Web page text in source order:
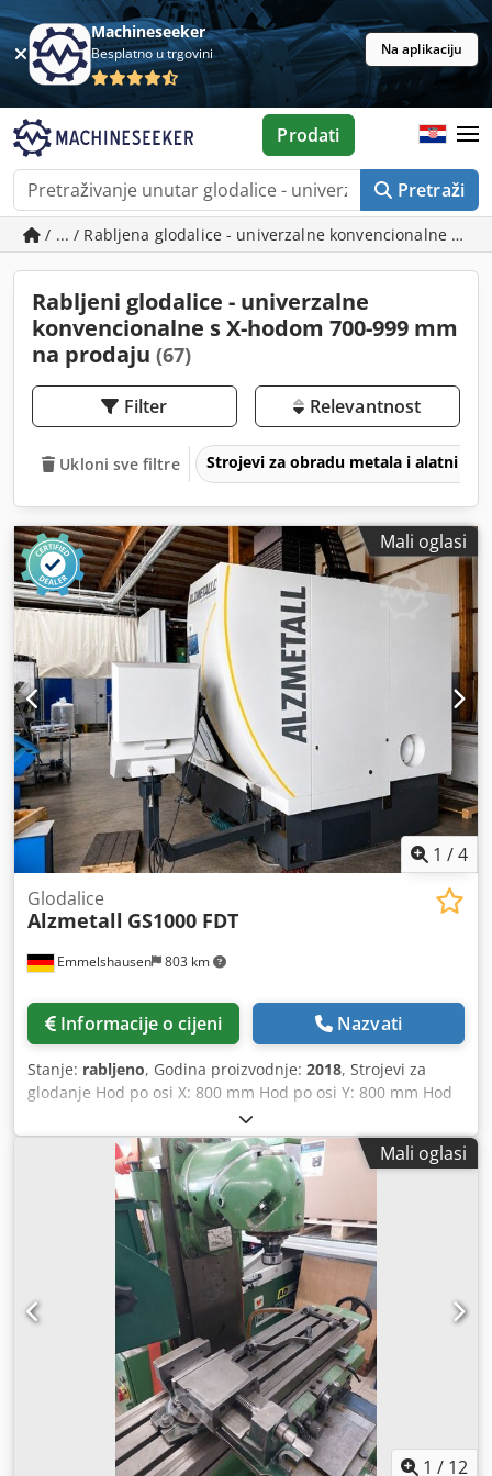
Machineseeker
Besplatno u trgovini Na aplikaciju
Pretraži
Prodati
/ ... / Rabljena glodalice - univerzalne konvencionalne s X-
Rabljeni glodalice - univerzalne
konvencionalne s X-hodom 700-999 mm
na prodaju (67)
Filter Relevantnost
Ukloni sve filtre Strojevi za obradu metala i alatni
Mali oglasi
1 /4
Emmelshausen 803 km
Glodalice
Alzmetall GS1000 FDT
Informacije o cijeni Nazvati
Stanje: rabljeno, Godina proizvodnje: 2018, Strojevi za
glodanje Hod po osi X: 800 mm Hod po osi Y: 800 mm Hod
po osi Z: 600 mm HSC stroj Broj osi: 5 Stroj za glodanje /
obradni centar Upravljanje: Siemens Držač vretena: HSK-
T63 Brzina vretena: 12000 o/min Raspon brzine do: 12000
o/min Maksimalna težina obratka: 1000 kg Izmjenjivač
alata: 126 pozicija Snaga pogona: 46 kW Moment: 200 Nm
Brza kretnja: 75 m/min Brzina posmaka: 75000 mm/min
Hlađenje vretena Transport strugotine Upravljanje
Siemens Unutarnje hlađenje pod pritiskom od 70 bara.
Vanjsko hlađenje. Hlađenje zrakom, unutarnje i vanjsko.
Dovod medija, hidraulika i zrak za automatizaciju,
automatska vrata. HSK 63 A i T držač, T = funkcija rotacije,
orijentacija vretena (potpuno funkcionalan stroj za
rotacijsko glodanje). Sistem za usisavanje Csdpozrt S Isfx
Am Teha Spremnik od 1000 litara za rashladnu tekućinu s
filterom od papirnate trake i finim filterom ispred vretena.
Torzijski motori u osima A i C. Simultano glodanje.
Mali oglasi
1 / 12